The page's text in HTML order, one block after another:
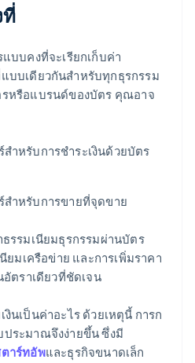
ที่
บบคงที่จะเรียกเก็บค่า
บบเดียวกันสำหรับทุกธุรกรรม
หรือแบรนด์ของบัตร คุณอาจ
ำหรับการชำระเงินด้วยบัตร
สำหรับการขายที่จุดขาย
รรมเนียมธุรกรรมผ่านบัตร
ยมเครือข่าย และการเพิ่มราคา
อัตราเดียวที่ชัดเจน
นเป็นค่าอะไร ด้วยเหตุนี้ การก
ระมาณจึงง่ายขึ้น ซึ่งมี
าร์ทอัพและธุรกิจขนาดเล็ก